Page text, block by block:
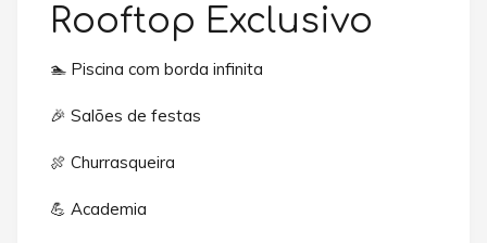
Rooftop Exclusivo
🏊 Piscina com borda infinita
🎉 Salões de festas
🍖 Churrasqueira
💪 Academia